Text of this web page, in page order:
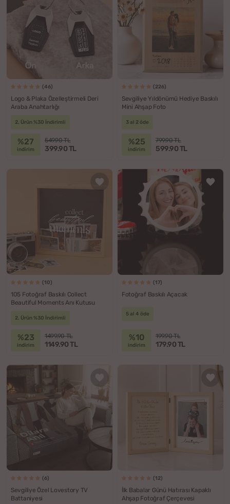
(46)
Logo & Plaka Özelleştirmeli Deri
Araba Anahtarlığı
2. Ürün %30 İndirimli
%27
indirim
549.90 TL
399.90 TL
(226)
Sevgiliye Yıldönümü Hediye Baskılı
Mini Ahşap Foto
3 al 2 öde
%25
indirim
799.90 TL
599.90 TL
(10)
105 Fotoğraf Baskılı Collect
Beautiful Moments Anı Kutusu
2. Ürün %30 İndirimli
%23
indirim
1499.90 TL
1149.90 TL
(17)
Fotoğraf Baskılı Açacak
5 al 4 öde
%10
indirim
199.90 TL
179.90 TL
(6)
Sevgiliye Özel Lovestory TV
Battaniyesi
(12)
İlk Babalar Günü Hatırası Kapaklı
Ahşap Fotoğraf Çerçevesi